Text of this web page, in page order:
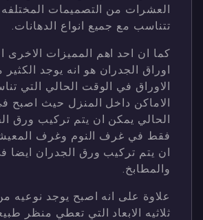
العشرات من التصميمات المختلفه
تتناسب مع جميع انواع الدهانات.
كما ان احد اهم المميزات الاخرى
اوراق الجدران هو انه يوجد الكثير
الاوراق في الوقت الحالي التي
الاماكن داخل المنزل حيث اصبح
الحالي يمكن ان يتم تركيب ورق
فقط في غرف النوم وغرف
ان يتم تركيب ورق الجدران ايضا
والمطابخ.
علاوة على انه اصبح يوجد نوعيه
ثلاثيه الابعاد التي تعطي منظر